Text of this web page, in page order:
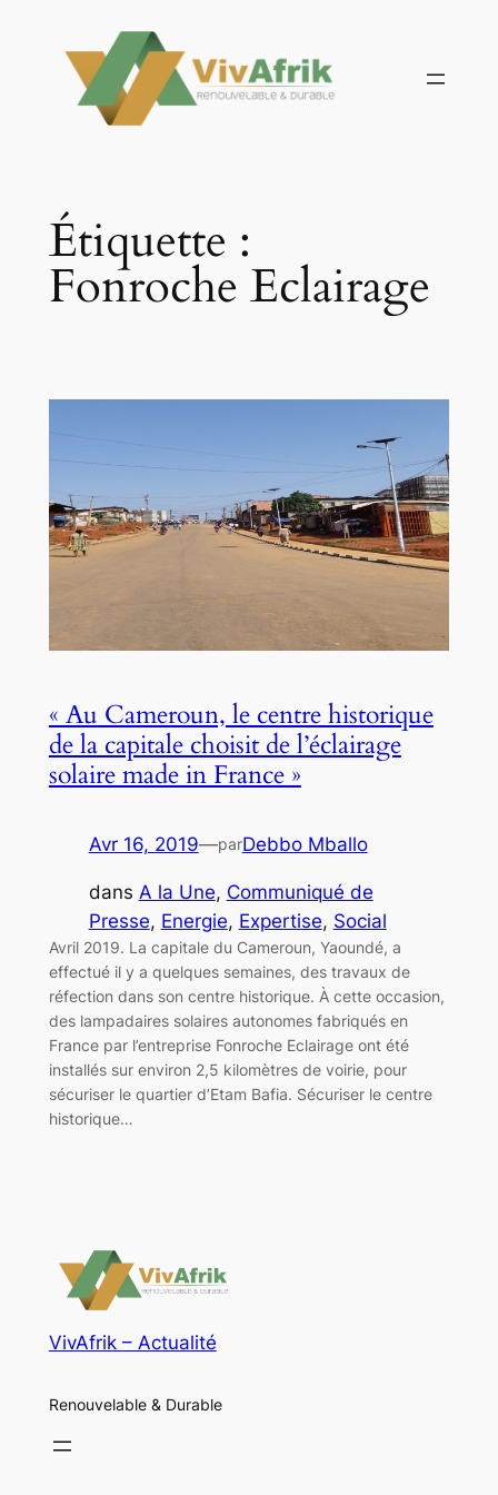
contenu
Étiquette :
Fonroche Eclairage
« Au Cameroun, le centre historique
de la capitale choisit de l’éclairage
solaire made in France »
Avr 16, 2019—parDebbo Mballo
dans A la Une, Communiqué de
Presse, Energie, Expertise, Social
Avril 2019. La capitale du Cameroun, Yaoundé, a
effectué il y a quelques semaines, des travaux de
réfection dans son centre historique. À cette occasion,
des lampadaires solaires autonomes fabriqués en
France par l’entreprise Fonroche Eclairage ont été
installés sur environ 2,5 kilomètres de voirie, pour
sécuriser le quartier d’Etam Bafia. Sécuriser le centre
historique…
VivAfrik – Actualité
Renouvelable & Durable